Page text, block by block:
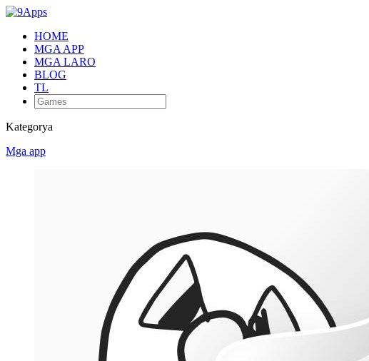
HOME
MGA APP
MGA LARO
BLOG
TL
Kategorya
Mga app